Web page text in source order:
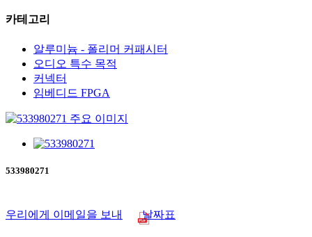
카테고리
알루미늄 - 폴리머 커패시터
오디오 특수 목적
커넥터
임베디드 FPGA
533980271
우리에게 이메일을 보내 날짜표